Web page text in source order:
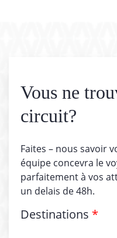
Vous ne
circuit?
Faites – nous savoir
équipe concevra le
parfaitement à vos
un delais de 48h.
Destinations *